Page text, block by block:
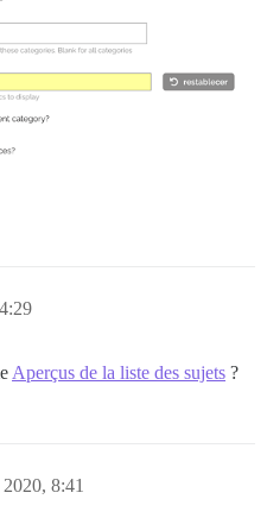
Aperçus de la liste des sujets ?
8:41